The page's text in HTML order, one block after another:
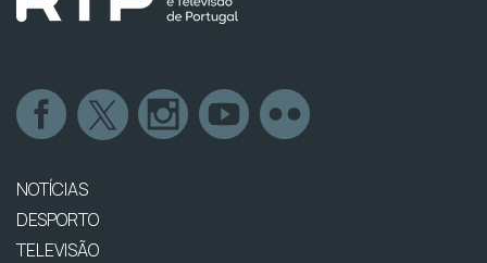
NOTÍCIAS
DESPORTO
TELEVISÃO